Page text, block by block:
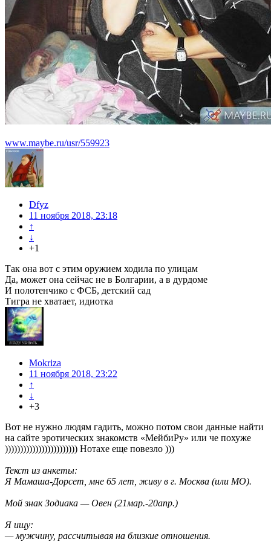
www.maybe.ru/usr/559923
Dfyz
11 ноября 2018, 23:18
↑
↓
+1
Так она вот с этим оружием ходила по улицам
Да, может она сейчас не в Болгарии, а в дурдоме
И полотенчико с ФСБ, детский сад
Тигра не хватает, идиотка
Mokriza
11 ноября 2018, 23:22
↑
↓
+3
Вот не нужно людям гадить, можно потом свои данные найти
на сайте эротических знакомств «МейбиРу» или че похуже
)))))))))))))))))))))))) Нотахе еще повезло )))
Текст из анкеты:
Я Мамаша-Дорсет, мне 65 лет, живу в г. Москва (или МО).
Мой знак Зодиака — Овен (21мар.-20апр.)
Я ищу:
— мужчину, рассчитывая на близкие отношения.